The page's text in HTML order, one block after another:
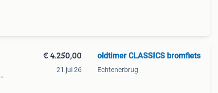
€ 4.250,00
21 jul 26
oldtimer CLASSICS bromfiets
Echtenerbrug